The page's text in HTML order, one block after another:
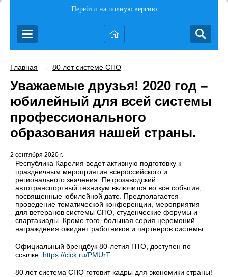
Перейти на полную версию
Главная → 80 лет системе СПО
Уважаемые друзья! 2020 год –
юбилейный для всей системы
профессионального
образования нашей страны.
2 сентября 2020 г.
Республика Карелия ведет активную подготовку к
праздничным мероприятия всероссийского и
регионального значения. Петрозаводский
автотранспортный техникум включится во все события,
посвященные юбилейной дате. Предполагается
проведение тематической конференции, мероприятия
для ветеранов системы СПО, студенческие форумы и
спартакиады. Кроме того, большая серия церемоний
награждения ожидает работников и партнеров системы.
Официальный брендбук 80-летия ПТО, доступен по
ссылке: https://clck.ru/PMUrT.
80 лет система СПО готовит кадры для экономики страны!